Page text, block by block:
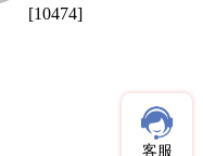
[10474]
客服